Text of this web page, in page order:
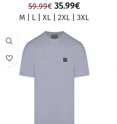
59.99€ 35.99€
M L XL 2XL 3XL
ΠΡΟΣΦΟΡΆ